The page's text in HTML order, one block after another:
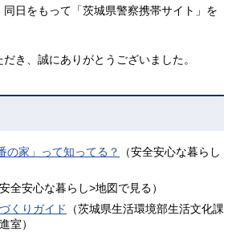
日をもって「茨城県警察携帯サイト」を
き、誠にありがとうございました。
の家」って知ってる？
（安全安心な暮らし
全安心な暮らし>地図で見る）
くりガイド
（茨城県生活環境部生活文化課
室）